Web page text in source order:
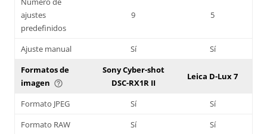
ajustes
predefinidos
9 5
Ajuste manual Sí
Sí
Formatos de
imagen help_outline
Sony Cyber-shot
DSC-RX1R II
Leica D-Lux 7
Formato JPEG Sí
Sí
Formato RAW
Sí Sí